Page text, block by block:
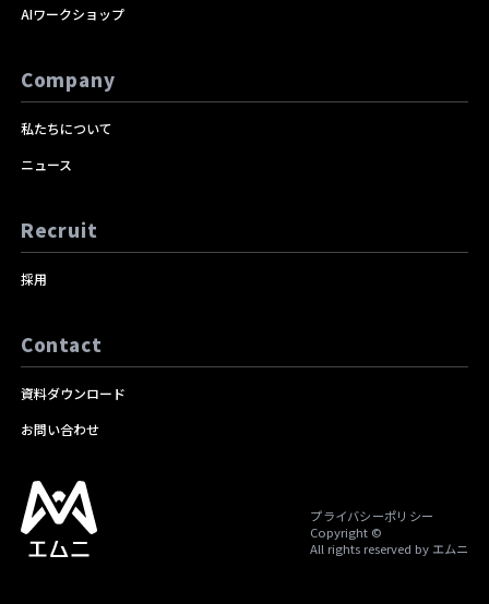
AIワークショップ
Company
私たちについて
ニュース
Recruit
採用
Contact
資料ダウンロード
お問い合わせ
Copyright ©
All rights reserved by エムニ
プライバシーポリシー